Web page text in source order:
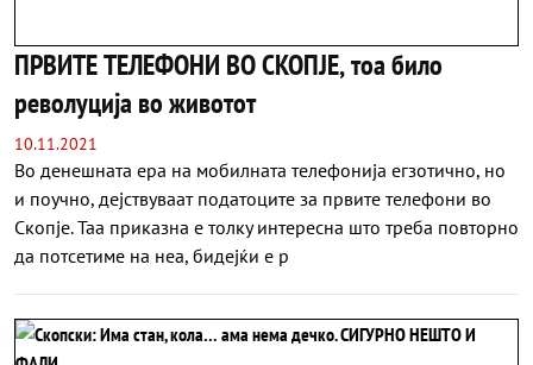
ПРВИТЕ ТЕЛЕФОНИ ВО СКОПЈЕ, тоа било
револуција во животот
10.11.2021
Во денешната ера на мобилната телефонија егзотично, но
и поучно, дејствуваат податоците за првите телефони во
Скопје. Таа приказна е толку интересна што треба повторно
да потсетиме на неа, бидејќи е р